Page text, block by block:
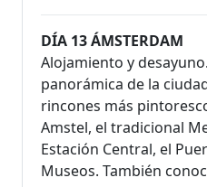
DÍA 13 ÁMSTERDAM
Alojamiento y
panorámica de la
rincones más
Amstel, el tradicional
Estación Central, el
Museos. También